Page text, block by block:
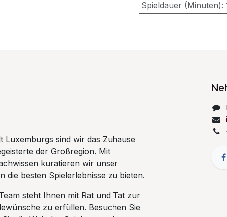
Spieldauer (Minuten):
Luxemburgs sind wir das Zuhause
der Großregion. Mit
kuratieren wir unser
die besten Spielerlebnisse zu bieten.
steht Ihnen mit Rat und Tat zur
zu erfüllen. Besuchen Sie